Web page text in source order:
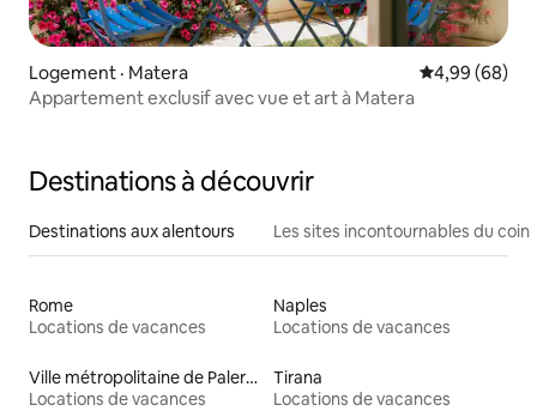
Logement · Matera Note
4,99 (68)
Appartement exclusif avec vue et art à Matera
Destinations à découvrir
Destinations aux alentours Les sites incontournables du coin
Rome
Locations de vacances
Naples
Locations de vacances
Ville métropolitaine de Palerme
Locations de vacances
Tirana
Locations de vacances